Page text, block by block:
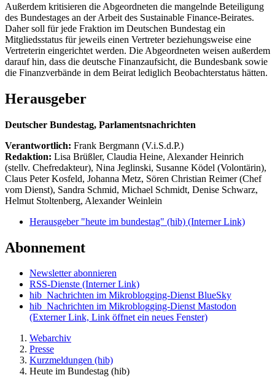
Außerdem kritisieren die Abgeordneten die mangelnde Beteiligung
des Bundestages an der Arbeit des Sustainable Finance-Beirates.
Daher soll für jede Fraktion im Deutschen Bundestag ein
Mitgliedsstatus für jeweils einen Vertreter beziehungsweise eine
Vertreterin eingerichtet werden. Die Abgeordneten weisen außerdem
darauf hin, dass die deutsche Finanzaufsicht, die Bundesbank sowie
die Finanzverbände in dem Beirat lediglich Beobachterstatus hätten.
Herausgeber
Deutscher Bundestag, Parlamentsnachrichten
Verantwortlich: Frank Bergmann (V.i.S.d.P.)
Redaktion: Lisa Brüßler, Claudia Heine, Alexander Heinrich
(stellv. Chefredakteur), Nina Jeglinski, Susanne Ködel (Volontärin),
Claus Peter Kosfeld, Johanna Metz, Sören Christian Reimer (Chef
vom Dienst), Sandra Schmid, Michael Schmidt, Denise Schwarz,
Helmut Stoltenberg, Alexander Weinlein
Herausgeber "heute im bundestag" (hib) (Interner Link)
Abonnement
Newsletter abonnieren
RSS-Dienste (Interner Link)
hib_Nachrichten im Mikroblogging-Dienst BlueSky
hib_Nachrichten im Mikroblogging-Dienst Mastodon
(Externer Link, Link öffnet ein neues Fenster)
Webarchiv
Presse
Kurzmeldungen (hib)
Heute im Bundestag (hib)